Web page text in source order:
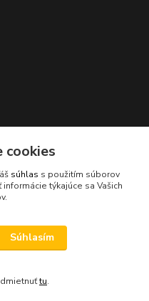
cookies
súhlas s použitím súborov
týkajúce sa Vašich
Súhlasím
tu.